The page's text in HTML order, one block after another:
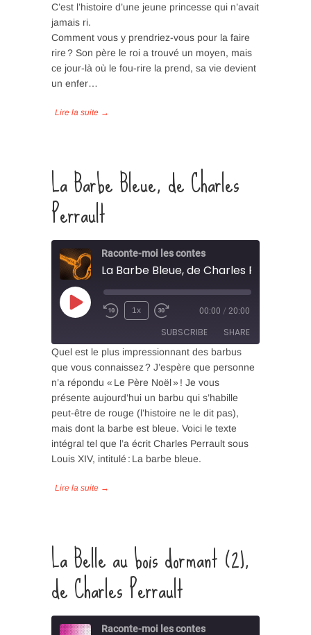
RSS FEED
SHARE
LINK
EMBED
C’est l’histoire d’une jeune princesse qui n’avait
jamais ri.
Comment vous y prendriez-vous pour la faire
rire ? Son père le roi a trouvé un moyen, mais
ce jour-là où le fou-rire la prend, sa vie devient
un enfer…
La Barbe Bleue, de Charles
Perrault
Raconte-moi les contes
La Barbe Bleue, de Charles Perrault
Play
1x 00:00 / 20:00
SUBSCRIBE SHARE
RSS FEED
SHARE
LINK
EMBED
Quel est le plus impressionnant des barbus
que vous connaissez ? J’espère que personne
n’a répondu « Le Père Noël » ! Je vous
présente aujourd’hui un barbu qui s’habille
peut-être de rouge (l’histoire ne le dit pas),
mais dont la barbe est bleue. Voici le texte
intégral tel que l’a écrit Charles Perrault sous
Louis XIV, intitulé : La barbe bleue.
La Belle au bois dormant (2),
de Charles Perrault
Raconte-moi les contes